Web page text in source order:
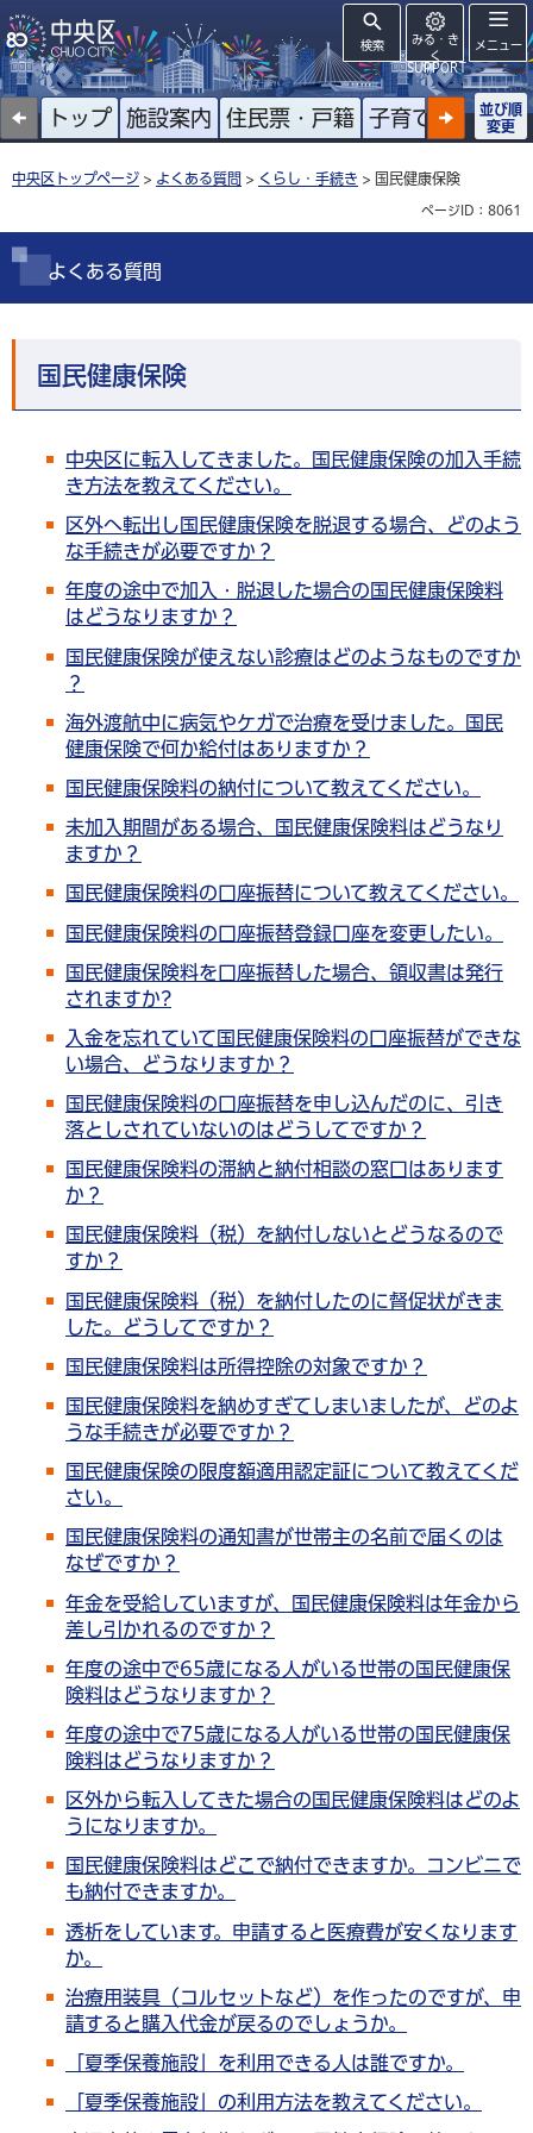
検索
みる・き
く
SUPPORT
メニュー
トップ 施設案内 住民票・戸籍 子育て 高齢者
並び順
変更
中央区トップページ > よくある質問 > くらし・手続き > 国民健康保険
ページID：8061
よくある質問
国民健康保険
中央区に転入してきました。国民健康保険の加入手続
き方法を教えてください。
区外へ転出し国民健康保険を脱退する場合、どのよう
な手続きが必要ですか？
年度の途中で加入・脱退した場合の国民健康保険料
はどうなりますか？
国民健康保険が使えない診療はどのようなものですか
？
海外渡航中に病気やケガで治療を受けました。国民
健康保険で何か給付はありますか？
国民健康保険料の納付について教えてください。
未加入期間がある場合、国民健康保険料はどうなり
ますか？
国民健康保険料の口座振替について教えてください。
国民健康保険料の口座振替登録口座を変更したい。
国民健康保険料を口座振替した場合、領収書は発行
されますか?
入金を忘れていて国民健康保険料の口座振替ができな
い場合、どうなりますか？
国民健康保険料の口座振替を申し込んだのに、引き
落としされていないのはどうしてですか？
国民健康保険料の滞納と納付相談の窓口はあります
か？
国民健康保険料（税）を納付しないとどうなるので
すか？
国民健康保険料（税）を納付したのに督促状がきま
した。どうしてですか？
国民健康保険料は所得控除の対象ですか？
国民健康保険料を納めすぎてしまいましたが、どのよ
うな手続きが必要ですか？
国民健康保険の限度額適用認定証について教えてくだ
さい。
国民健康保険料の通知書が世帯主の名前で届くのは
なぜですか？
年金を受給していますが、国民健康保険料は年金から
差し引かれるのですか？
年度の途中で65歳になる人がいる世帯の国民健康保
険料はどうなりますか？
年度の途中で75歳になる人がいる世帯の国民健康保
険料はどうなりますか？
区外から転入してきた場合の国民健康保険料はどのよ
うになりますか。
国民健康保険料はどこで納付できますか。コンビニで
も納付できますか。
透析をしています。申請すると医療費が安くなります
か。
治療用装具（コルセットなど）を作ったのですが、申
請すると購入代金が戻るのでしょうか。
「夏季保養施設」を利用できる人は誰ですか。
「夏季保養施設」の利用方法を教えてください。